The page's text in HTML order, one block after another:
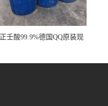
正壬酸99.9%德国QQ原装现